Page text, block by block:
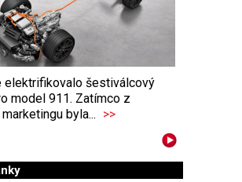
elektrifikovalo šestiválcový
model 911. Zatímco z
byla... >>